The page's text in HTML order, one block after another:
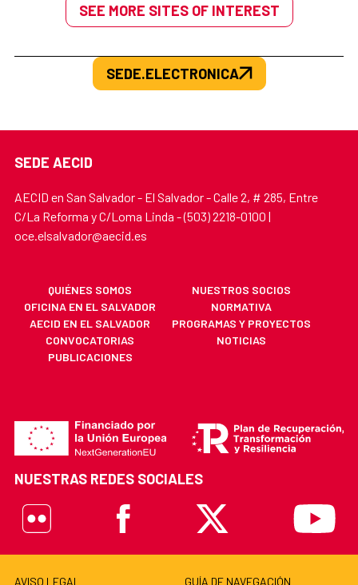
SEE MORE SITES OF INTEREST
SEDE.ELECTRONICA
SEDE AECID
AECID en San Salvador - El Salvador - Calle 2, # 285, Entre
C/La Reforma y C/Loma Linda - (503) 2218-0100 |
oce.elsalvador@aecid.es
QUIÉNES SOMOS
NUESTROS SOCIOS
OFICINA EN EL SALVADOR
NORMATIVA
AECID EN EL SALVADOR
PROGRAMAS Y PROYECTOS
CONVOCATORIAS
NOTICIAS
PUBLICACIONES
NUESTRAS REDES SOCIALES
Flickr
Facebook X Youtube
AVISO LEGAL GUÍA DE NAVEGACIÓN